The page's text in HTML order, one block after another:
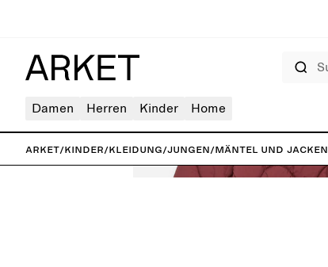
Damen Herren Kinder Home
ARKET/Kinder/Kleidung/Jungen/Mäntel und Jacken